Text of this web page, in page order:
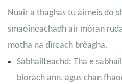
Nuair a thaghas tu àirneis do
smaoineachadh air mòran
motha na dìreach brèagha.
Sàbhailteachd: Tha e
biorach ann, agus chan